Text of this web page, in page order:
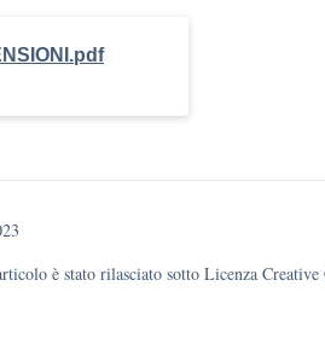
è stato rilasciato sotto Licenza